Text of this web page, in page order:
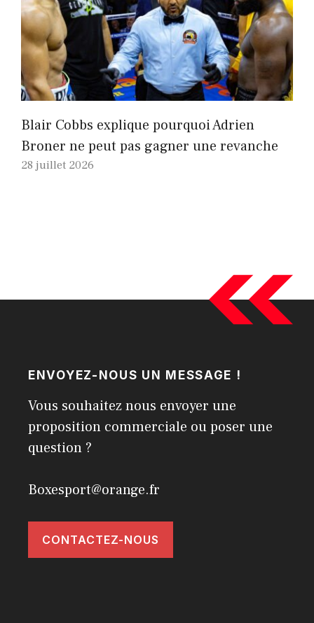
Blair Cobbs explique pourquoi Adrien
Broner ne peut pas gagner une revanche
28 juillet 2026
ENVOYEZ-NOUS UN MESSAGE !
Vous souhaitez nous envoyer une
proposition commerciale ou poser une
question ?
Boxesport@orange.fr
CONTACTEZ-NOUS